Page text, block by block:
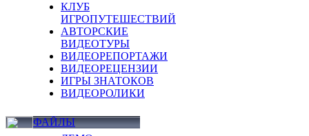
КЛУБ
ИГРОПУТЕШЕСТВИЙ
АВТОРСКИЕ
ВИДЕОТУРЫ
ВИДЕОРЕПОРТАЖИ
ВИДЕОРЕЦЕНЗИИ
ИГРЫ ЗНАТОКОВ
ВИДЕОРОЛИКИ
ФАЙЛЫ